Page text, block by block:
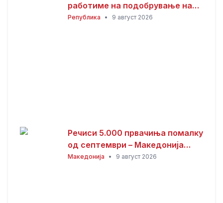
работиме на подобрување на
инфраструктурата во Битола
Република • 9 август 2026
Речиси 5.000 првачиња помалку
од септември – Македонија
останува без повеќе од 100
Македонија • 9 август 2026